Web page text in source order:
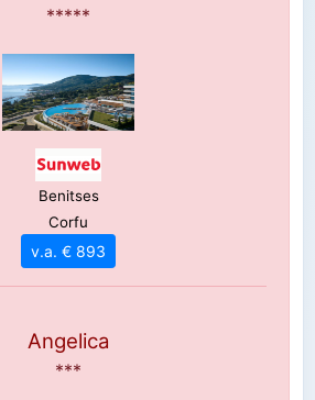
*****
Benitses
Corfu
v.a. € 893
Angelica
***